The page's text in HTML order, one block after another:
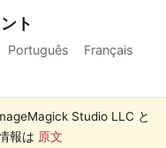
ト
Português
Français
Studio LLC と
報は 原文